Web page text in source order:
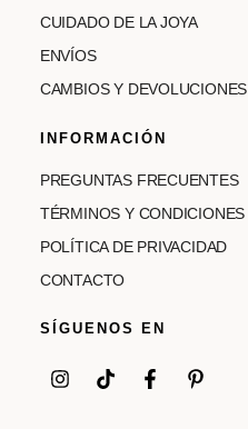
CUIDADO DE LA JOYA
ENVÍOS
CAMBIOS Y DEVOLUCIONES
INFORMACIÓN
PREGUNTAS FRECUENTES
TÉRMINOS Y CONDICIONES
POLÍTICA DE PRIVACIDAD
CONTACTO
SÍGUENOS EN